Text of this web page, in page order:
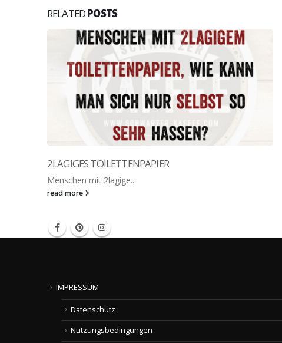
RELATEDPOSTS
2LAGIGES TOILETTENPAPIER
Menschen mit 2lagige...
read more
IMPRESSUM
Datenschutz
Nutzungsbedingungen